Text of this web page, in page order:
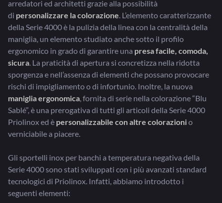
arredatori ed architetti grazie alla possibilità
di personalizzare la colorazione. L’elemento caratterizzante
della Serie 4000 è la pulizia della linea con la centralità della
maniglia, un elemento studiato anche sotto il profilo
ergonomico in grado di garantire una presa facile, comoda,
sicura. La praticità di apertura si concretizza nella ridotta
sporgenza e nell’assenza di elementi che possano provocare
rischi di impigliamento o di infortunio. Inoltre, la nuova
maniglia ergonomica, fornita di serie nella colorazione “Blu
Sablé”, è una prerogativa di tutti gli articoli della Serie 4000
Priolinox ed è personalizzabile con altre colorazionio
verniciabile a piacere.
Gli sportelli inox per banchi a temperatura negativa della
Serie 4000 sono stati sviluppati con i più avanzati standard
tecnologici di Priolinox. Infatti, abbiamo introdotto i
seguenti elementi: